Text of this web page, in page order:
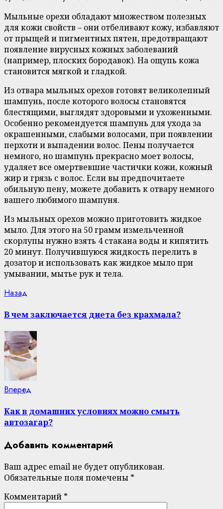
Мыльные орехи обладают множеством полезных
для кожи свойств – они отбеливают кожу, избавляют
от прыщей и пигментных пятен, предотвращают
появление вирусных кожных заболеваний
(например, плоских бородавок). На ощупь кожа
становится мягкой и гладкой.
Из отвара мыльных орехов готовят великолепный
шампунь, после которого волосы становятся
блестящими, выглядят здоровыми и ухоженными.
Особенно рекомендуется шампунь для ухода за
окрашенными, слабыми волосами, при появлении
перхоти и выпадении волос. Пены получается
немного, но шампунь прекрасно моет волосы,
удаляет все омертвевшие частички кожи, кожный
жир и грязь с волос. Если вы предпочитаете
обильную пену, можете добавить к отвару немного
вашего любимого шампуня.
Из мыльных орехов можно приготовить жидкое
мыло. Для этого на 50 грамм измельченной
скорлупы нужно взять 4 стакана воды и кипятить
20 минут. Получившуюся жидкость перелить в
дозатор и использовать как жидкое мыло при
умывании, мытье рук и тела.
Continue
Reading
Назад
В чем заключается диета без крахмала?
Вперед
Как в домашних условиях можно смыть
автозагар?
Добавить комментарий
Ваш адрес email не будет опубликован.
Обязательные поля помечены *
Комментарий *